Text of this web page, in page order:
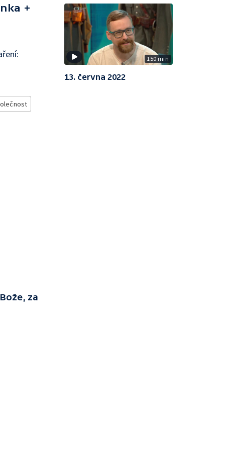
+
za
150 min
13. června 2022